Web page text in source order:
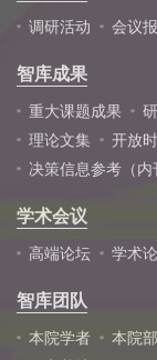
调研活动 会议
智库成果
重大课题成果
理论文集
开放
决策信息参考（内
学术会议
高端论坛 学术
智库团队
本院学者 本院